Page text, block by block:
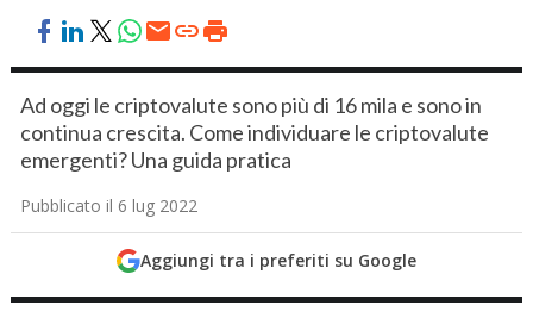
Ad oggi le criptovalute sono più di 16 mila e sono in
continua crescita. Come individuare le criptovalute
emergenti? Una guida pratica
Pubblicato il 6 lug 2022
Aggiungi tra i preferiti su Google